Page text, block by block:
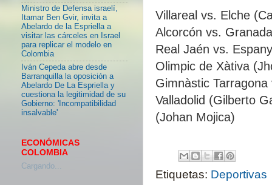
Villareal vs. Elche
Alcorcón vs.
Real Jaén vs.
Olimpic de Xàtiva
Gimnàstic
Valladolid (Gilberto
(Johan Mojica)
Etiquetas: Deportivas
Ministro de Defensa israelí,
Itamar Ben Gvir, invita a
Abelardo de la Espriella a
visitar las cárceles en Israel
para replicar el modelo en
Colombia
Iván Cepeda abre desde
Barranquilla la oposición a
Abelardo De La Espriella y
cuestiona la legitimidad de su
Gobierno: 'Incompatibilidad
insalvable'
ECONÓMICAS
COLOMBIA
Cargando...